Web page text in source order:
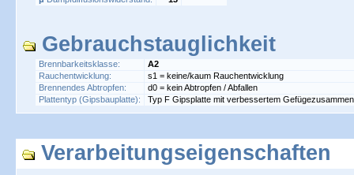
Gebrauchstauglichkeit
Brennbarkeitsklasse:
A2
Rauchentwicklung:
s1 = keine/kaum Rauchentwicklung
Brennendes Abtropfen:
d0 = kein Abtropfen / Abfallen
Plattentyp (Gipsbauplatte):
Typ F Gipsplatte mit verbessertem
Verarbeitungseigenschaften